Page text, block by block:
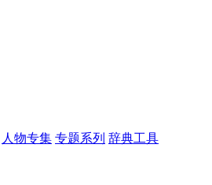
人物专集 专题系列 辞典工具